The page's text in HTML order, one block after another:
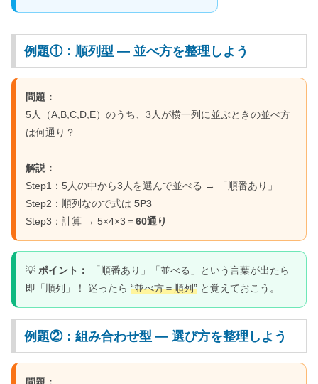
例題①：順列型 ― 並べ方を整理しよう
問題：
5人（A,B,C,D,E）のうち、3人が横一列に並ぶときの並べ方
は何通り？
解説：
Step1：5人の中から3人を選んで並べる → 「順番あり」
Step2：順列なので式は 5P3
Step3：計算 → 5×4×3＝60通り
💡 ポイント：
「順番あり」「並べる」という言葉が出たら
即「順列」！ 迷ったら “並べ方＝順列” と覚えておこう。
例題②：組み合わせ型 ― 選び方を整理しよう